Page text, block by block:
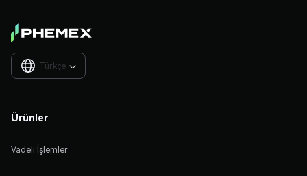
Türkçe 
Ürünler
Vadeli İşlemler